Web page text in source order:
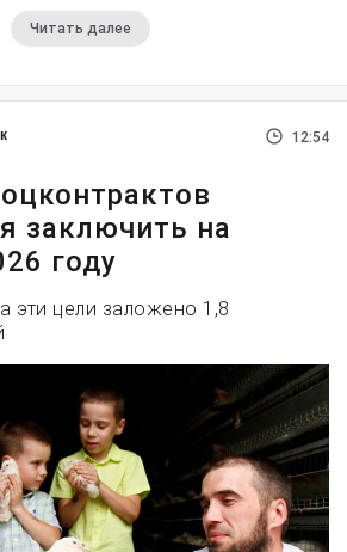
Читать далее
12:54
заключить на
году
эти цели заложено 1,8